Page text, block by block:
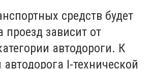
средств будет
проезд зависит от
автодороги. К
І-технической